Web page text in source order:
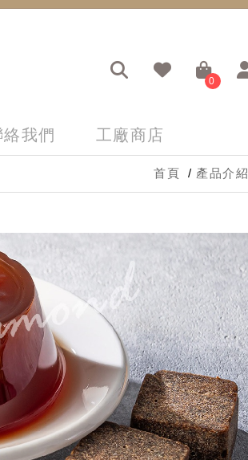
0
我們 工廠商店
首頁 產品介紹